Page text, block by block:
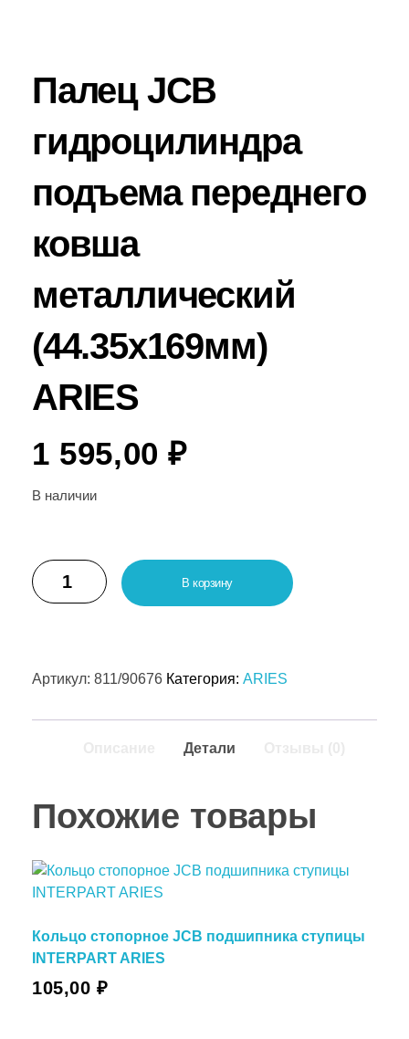
Палец JCB
гидроцилиндра
подъема переднего
ковша
металлический
(44.35х169мм)
ARIES
1 595,00₽
В наличии
В корзину
Артикул: 811/90676 Категория: ARIES
Детали
Похожие товары
Кольцо стопорное JCB подшипника ступицы
INTERPART ARIES
105,00₽